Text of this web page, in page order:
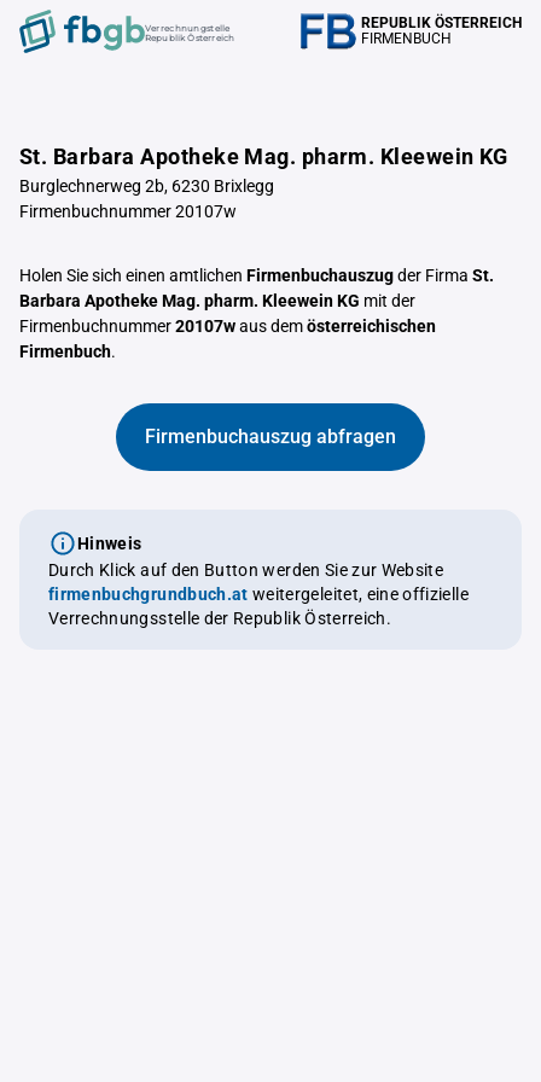
Verrechnungstelle
Republik Österreich
REPUBLIK ÖSTERREICH
FIRMENBUCH
St. Barbara Apotheke Mag. pharm. Kleewein KG
Burglechnerweg 2b, 6230 Brixlegg
Firmenbuchnummer 20107w
Holen Sie sich einen amtlichen Firmenbuchauszugder Firma St.
Barbara Apotheke Mag. pharm. Kleewein KG mit der
Firmenbuchnummer20107waus demösterreichischen
Firmenbuch.
Firmenbuchauszug abfragen
Hinweis
Durch Klick auf den Button werden Sie zur Website
firmenbuchgrundbuch.at weitergeleitet, eine offizielle
Verrechnungsstelle der Republik Österreich.